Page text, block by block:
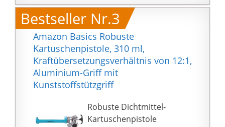
Kartuschenhalter der
Silikon
Kartuschenpresse
ermöglicht einfaches
und präzises Arbeiten
an schwer zugänglichen
Stellen.
STARKE ERGEBNISSE -
Erzielt saubere und
starke Ergebnisse bei
Bestseller Nr.3
Amazon Basics Robuste
Kartuschenpistole, 310 ml,
Kraftübersetzungsverhältnis von 12:1,
Aluminium-Griff mit
Kunststoffstützgriff
Robuste Dichtmittel-
Kartuschenpistole